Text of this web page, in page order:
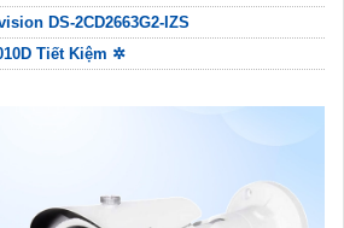
DS-2CD2663G2-IZS
Tiết Kiệm ✲